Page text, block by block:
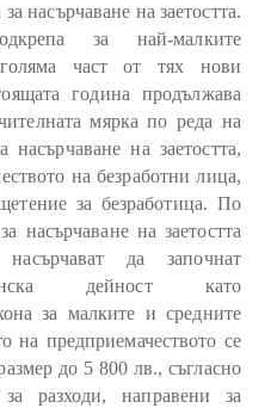
насърчаване на заетостта.
за най-малките
част от тях нови
година продължава
мярка по реда на
на заетостта,
на безработни лица,
за безработица. По
насърчаване на заетостта
да започнат
дейност като
за малките и средните
на предприемачеството се
до 5 800 лв., съгласно
разходи, направени за